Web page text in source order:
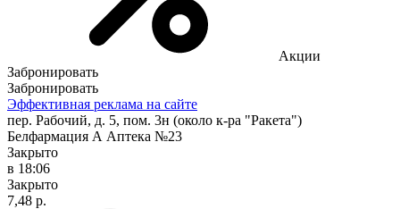
Акции
Забронировать
Забронировать
Эффективная реклама на сайте
пер. Рабочий, д. 5, пом. 3н (около к-ра "Ракета")
Белфармация А Аптека №23
Закрыто
в 18:06
Закрыто
7,48 р.